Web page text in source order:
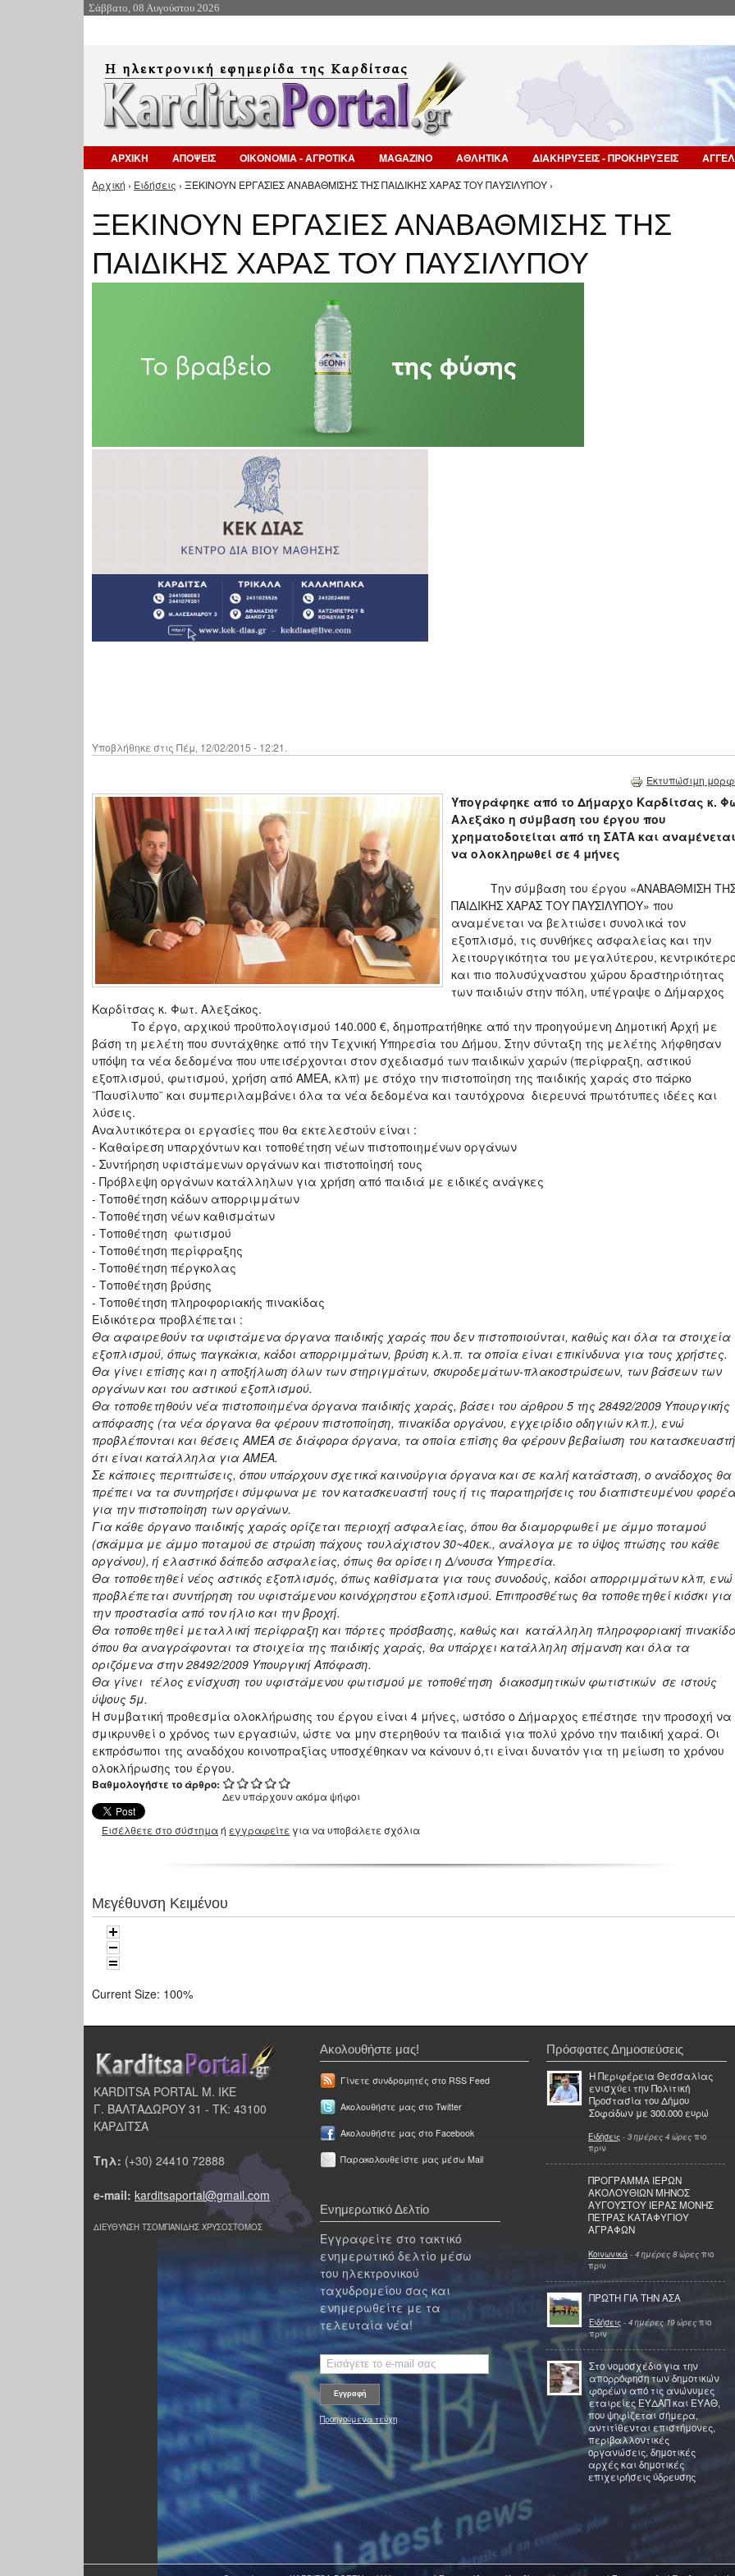
Σάββατο, 08 Αυγούστου 2026
ΑΡΧΙΚΗ ΑΠΟΨΕΙΣ ΟΙΚΟΝΟΜΙΑ - ΑΓΡΟΤΙΚΑ MAGAZINO ΑΘΛΗΤΙΚΑ ΔΙΑΚΗΡΥΞΕΙΣ - ΠΡΟΚΗΡΥΞΕΙΣ
Είστε εδώ
Αρχική › Ειδήσεις › ΞΕΚΙΝΟΥΝ ΕΡΓΑΣΙΕΣ ΑΝΑΒΑΘΜΙΣΗΣ ΤΗΣ ΠΑΙΔΙΚΗΣ ΧΑΡΑΣ ΤΟΥ ΠΑΥΣΙΛΥΠΟΥ ›
ΞΕΚΙΝΟΥΝ ΕΡΓΑΣΙΕΣ ΑΝΑΒΑΘΜΙΣΗΣ ΤΗΣ
ΠΑΙΔΙΚΗΣ ΧΑΡΑΣ ΤΟΥ ΠΑΥΣΙΛΥΠΟΥ
Υποβλήθηκε στις Πέμ, 12/02/2015 - 12:21.
Εκτυπώσιμη
Υπογράφηκε από το Δήμαρχο Καρδίτσας κ.
Αλεξάκο η σύμβαση του έργου που
χρηματοδοτείται από τη ΣΑΤΑ και αναμένεται
να ολοκληρωθεί σε 4 μήνες
Την σύμβαση του έργου «ΑΝΑΒΑΘΜΙΣΗ
ΠΑΙΔΙΚΗΣ ΧΑΡΑΣ ΤΟΥ ΠΑΥΣΙΛΥΠΟΥ» που
αναμένεται να βελτιώσει συνολικά τον
εξοπλισμό, τις συνθήκες ασφαλείας και την
λειτουργικότητα του μεγαλύτερου,
και πιο πολυσύχναστου χώρου δραστηριότητας
των παιδιών στην πόλη, υπέγραψε ο Δήμαρχος
Καρδίτσας κ. Φωτ. Αλεξάκος.
Το έργο, αρχικού προϋπολογισμού 140.000 €, δημοπρατήθηκε από την προηγούμενη Δημοτική Αρχή με
βάση τη μελέτη που συντάχθηκε από την Τεχνική Υπηρεσία του Δήμου. Στην σύνταξη της μελέτης λήφθησαν
υπόψη τα νέα δεδομένα που υπεισέρχονται στον σχεδιασμό των παιδικών χαρών (περίφραξη, αστικού
εξοπλισμού, φωτισμού, χρήση από ΑΜΕΑ, κλπ) με στόχο την πιστοποίηση της παιδικής χαράς στο πάρκο
¨Παυσίλυπο¨ και συμπεριλαμβάνει όλα τα νέα δεδομένα και ταυτόχρονα διερευνά πρωτότυπες ιδέες και
λύσεις.
Αναλυτικότερα οι εργασίες που θα εκτελεστούν είναι :
- Καθαίρεση υπαρχόντων και τοποθέτηση νέων πιστοποιημένων οργάνων
- Συντήρηση υφιστάμενων οργάνων και πιστοποίησή τους
- Πρόβλεψη οργάνων κατάλληλων για χρήση από παιδιά με ειδικές ανάγκες
- Τοποθέτηση κάδων απορριμμάτων
- Τοποθέτηση νέων καθισμάτων
- Τοποθέτηση φωτισμού
- Τοποθέτηση περίφραξης
- Τοποθέτηση πέργκολας
- Τοποθέτηση βρύσης
- Τοποθέτηση πληροφοριακής πινακίδας
Ειδικότερα προβλέπεται :
Θα αφαιρεθούν τα υφιστάμενα όργανα παιδικής χαράς που δεν πιστοποιούνται, καθώς και όλα τα στοιχεία
εξοπλισμού, όπως παγκάκια, κάδοι απορριμμάτων, βρύση κ.λ.π. τα οποία είναι επικίνδυνα για τους χρήστες.
Θα γίνει επίσης και η αποξήλωση όλων των στηριγμάτων, σκυροδεμάτων-πλακοστρώσεων, των βάσεων των
οργάνων και του αστικού εξοπλισμού.
Θα τοποθετηθούν νέα πιστοποιημένα όργανα παιδικής χαράς, βάσει του άρθρου 5 της 28492/2009 Υπουργικής
απόφασης (τα νέα όργανα θα φέρουν πιστοποίηση, πινακίδα οργάνου, εγχειρίδιο οδηγιών κλπ.), ενώ
προβλέπονται και θέσεις ΑΜΕΑ σε διάφορα όργανα, τα οποία επίσης θα φέρουν βεβαίωση του κατασκευαστή
ότι είναι κατάλληλα για ΑΜΕΑ.
Σε κάποιες περιπτώσεις, όπου υπάρχουν σχετικά καινούργια όργανα και σε καλή κατάσταση, ο ανάδοχος θα
πρέπει να τα συντηρήσει σύμφωνα με τον κατασκευαστή τους ή τις παρατηρήσεις του διαπιστευμένου
για την πιστοποίηση των οργάνων.
Για κάθε όργανο παιδικής χαράς ορίζεται περιοχή ασφαλείας, όπου θα διαμορφωθεί με άμμο ποταμού
(σκάμμα με άμμο ποταμού σε στρώση πάχους τουλάχιστον 30~40εκ., ανάλογα με το ύψος πτώσης του κάθε
οργάνου), ή ελαστικό δάπεδο ασφαλείας, όπως θα ορίσει η Δ/νουσα Υπηρεσία.
Θα τοποθετηθεί νέος αστικός εξοπλισμός, όπως καθίσματα για τους συνοδούς, κάδοι απορριμμάτων κλπ, ενώ
προβλέπεται συντήρηση του υφιστάμενου κοινόχρηστου εξοπλισμού. Επιπροσθέτως θα τοποθετηθεί κιόσκι για
την προστασία από τον ήλιο και την βροχή.
Θα τοποθετηθεί μεταλλική περίφραξη και πόρτες πρόσβασης, καθώς και κατάλληλη πληροφοριακή
όπου θα αναγράφονται τα στοιχεία της παιδικής χαράς, θα υπάρχει κατάλληλη σήμανση και όλα τα
οριζόμενα στην 28492/2009 Υπουργική Απόφαση.
Θα γίνει τέλος ενίσχυση του υφιστάμενου φωτισμού με τοποθέτηση διακοσμητικών φωτιστικών σε ιστούς
ύψους 5μ.
H συμβατική προθεσμία ολοκλήρωσης του έργου είναι 4 μήνες, ωστόσο ο Δήμαρχος επέστησε την προσοχή να
σμικρυνθεί ο χρόνος των εργασιών, ώστε να μην στερηθούν τα παιδιά για πολύ χρόνο την παιδική χαρά. Οι
εκπρόσωποι της αναδόχου κοινοπραξίας υποσχέθηκαν να κάνουν ό,τι είναι δυνατόν για τη μείωση το χρόνου
ολοκλήρωσης του έργου.
Βαθμολογήστε το άρθρο:
Δεν υπάρχουν ακόμα ψήφοι
Εισέλθετε στο σύστημαή εγγραφείτε για να υποβάλετε σχόλια
Μεγέθυνση Κειμένου
Current Size: 100%
KARDITSA PORTAL Μ. ΙΚΕ
Γ. ΒΑΛΤΑΔΩΡΟΥ 31 - ΤΚ: 43100
ΚΑΡΔΙΤΣΑ
Τηλ: (+30) 24410 72888
e-mail: karditsaportal@gmail.com
ΔΙΕΥΘΥΝΣΗ ΤΣΟΜΠΑΝΙΔΗΣ ΧΡΥΣΟΣΤΟΜΟΣ
Ακολουθήστε μας!
Γίνετε συνδρομητές στο RSS Feed
Ακολουθήστε μας στο Twitter
Ακολουθήστε μας στο Facebook
Παρακολουθείστε μας μέσω Mail
Ενημερωτικό Δελτίο
Εγγραφείτε στο τακτικό
ενημερωτικό δελτίο μέσω
του ηλεκτρονικού
ταχυδρομείου σας και
ενημερωθείτε με τα
τελευταία νέα!
Προηγούμενα τεύχη
Πρόσφατες Δημοσιεύσεις
Η Περιφέρεια Θεσσαλίας
ενισχύει την Πολιτική
Προστασία του Δήμου
Σοφάδων με 300.000 ευρώ
Ειδήσεις - 3 ημέρες 4 ώρες πιο
πριν
ΠΡΟΓΡΑΜΜΑ ΙΕΡΩΝ
ΑΚΟΛΟΥΘΙΩΝ ΜΗΝΟΣ
ΑΥΓΟΥΣΤΟΥ ΙΕΡΑΣ ΜΟΝΗΣ
ΠΕΤΡΑΣ ΚΑΤΑΦΥΓΙΟΥ
ΑΓΡΑΦΩΝ
Κοινωνικά - 4 ημέρες 8 ώρες πιο
πριν
ΠΡΩΤΗ ΓΙΑ ΤΗΝ ΑΣΑ
Ειδήσεις - 4 ημέρες 19 ώρες πιο
πριν
Στο νομοσχέδιο για την
απορρόφηση των δημοτικών
φορέων από τις ανώνυμες
εταιρείες ΕΥΔΑΠ και ΕΥΑΘ,
που ψηφίζεται σήμερα,
αντιτίθενται επιστήμονες,
περιβαλλοντικές
οργανώσεις, δημοτικές
αρχές και δημοτικές
επιχειρήσεις ύδρευσης